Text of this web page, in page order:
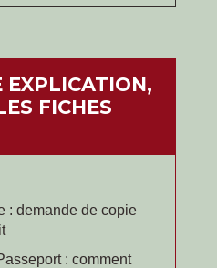
EXPLICATION,
FICHES
: demande de copie
: comment